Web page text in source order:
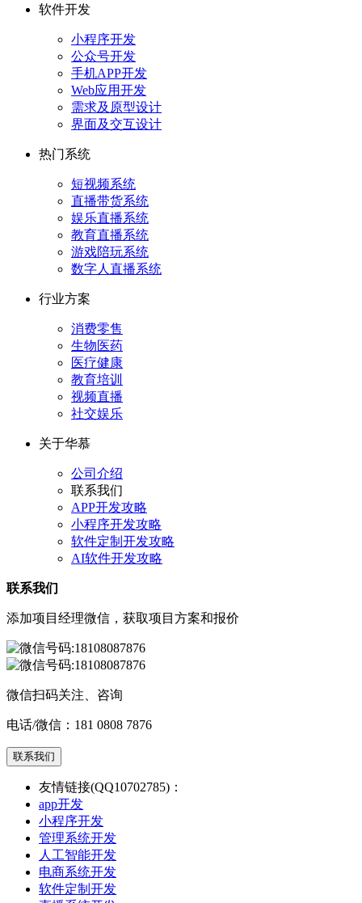
软件开发
小程序开发
公众号开发
手机APP开发
Web应用开发
需求及原型设计
界面及交互设计
热门系统
短视频系统
直播带货系统
娱乐直播系统
教育直播系统
游戏陪玩系统
数字人直播系统
行业方案
消费零售
生物医药
医疗健康
教育培训
视频直播
社交娱乐
关于华慕
公司介绍
联系我们
APP开发攻略
小程序开发攻略
软件定制开发攻略
AI软件开发攻略
联系我们
添加项目经理微信，获取项目方案和报价
微信扫码关注、咨询
电话/微信： 181 0808 7876
联系我们
友情链接(QQ10702785)：
app开发
小程序开发
管理系统开发
人工智能开发
电商系统开发
软件定制开发